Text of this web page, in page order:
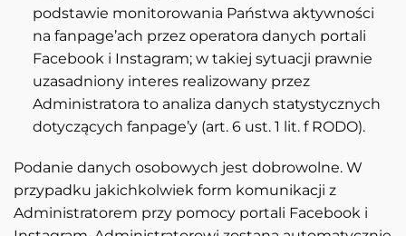
podstawie monitorowania Państwa aktywności
na fanpage’ach przez operatora danych portali
Facebook i Instagram; w takiej sytuacji prawnie
uzasadniony interes realizowany przez
Administratora to analiza danych statystycznych
dotyczących fanpage’y (art. 6 ust. 1 lit. f RODO).
Podanie danych osobowych jest dobrowolne. W
przypadku jakichkolwiek form komunikacji z
Administratorem przy pomocy portali Facebook i